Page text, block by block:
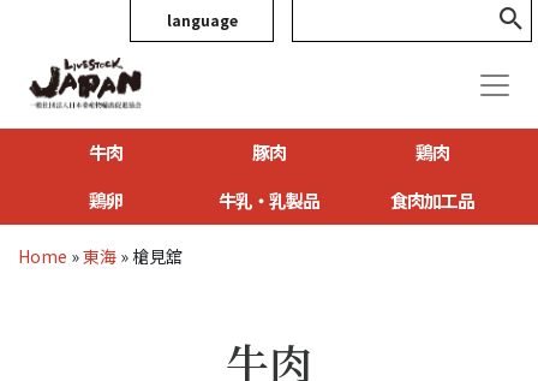
language
牛肉 豚肉
鶏肉
鶏卵
牛乳・乳製品 食肉加工品
Home »東海 »槍見舘
牛肉